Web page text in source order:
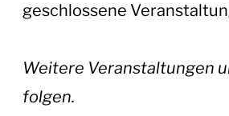
geschlossene
Weitere Veranstaltungen
folgen.